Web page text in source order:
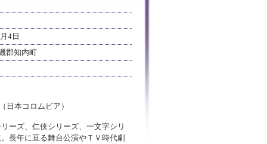
4日
郡知内町
日本コロムビア）
ーズ、仁侠シリーズ、一文字シリ
長年に亘る舞台公演やＴＶ時代劇